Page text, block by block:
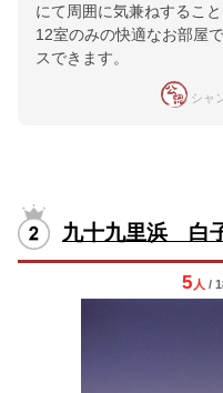
にて周囲に気兼ねするこ
12室のみの快適なお部屋
スできます。
シャ
九十九里浜 白
5 人 /